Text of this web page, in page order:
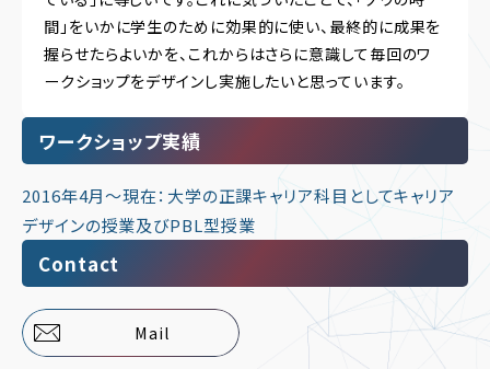
間」をいかに学生のために効果的に使い、最終的に成果を
握らせたらよいかを、これからはさらに意識して毎回のワ
ークショップをデザインし実施したいと思っています。
ワークショップ実績
2016年4月～現在：大学の正課キャリア科目としてキャリア
デザインの授業及びPBL型授業
Contact
Mail